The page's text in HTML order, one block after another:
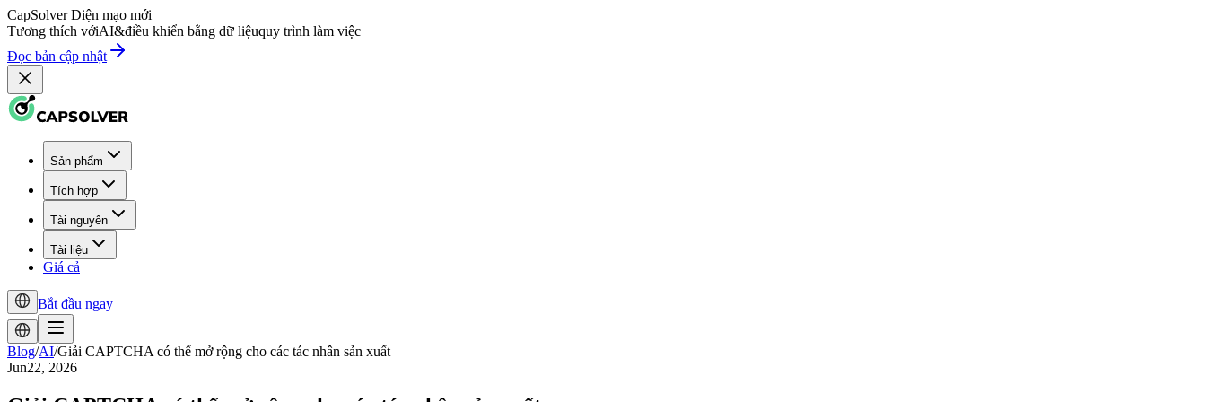
CapSolver Diện mạo mới
Tương thích vớiAI&điều khiển bằng dữ liệuquy trình làm việc
Đọc bản cập nhật
Sản phẩm
Tích hợp
Tài nguyên
Tài liệu
Giá cả
Bắt đầu ngay
Blog/AI/Giải CAPTCHA có thể mở rộng cho các tác nhân sản xuất
Jun22, 2026